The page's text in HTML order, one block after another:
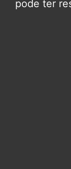
pode ter